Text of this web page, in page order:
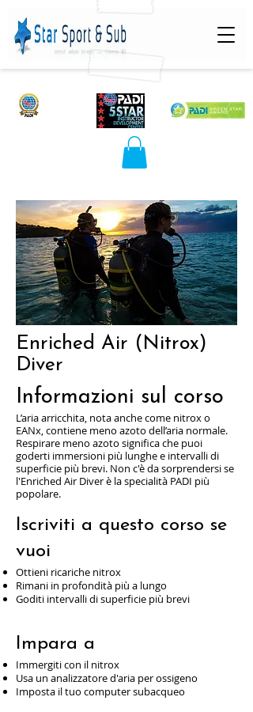
Enriched Air (Nitrox)
Diver
Informazioni sul corso
L’aria arricchita, nota anche come nitrox o
EANx, contiene meno azoto dell’aria normale.
Respirare meno azoto significa che puoi
goderti immersioni più lunghe e intervalli di
superficie più brevi. Non c'è da sorprendersi se
l'Enriched Air Diver è la specialità PADI più
popolare.
Iscriviti a questo corso se
vuoi
Ottieni ricariche nitrox
Rimani in profondità più a lungo
Goditi intervalli di superficie più brevi
Impara a
Immergiti con il nitrox
Usa un analizzatore d'aria per ossigeno
Imposta il tuo computer subacqueo